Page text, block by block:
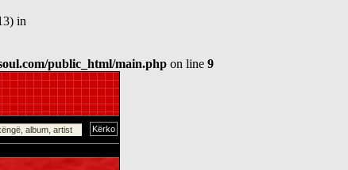
in
public_html/main.php on line 9